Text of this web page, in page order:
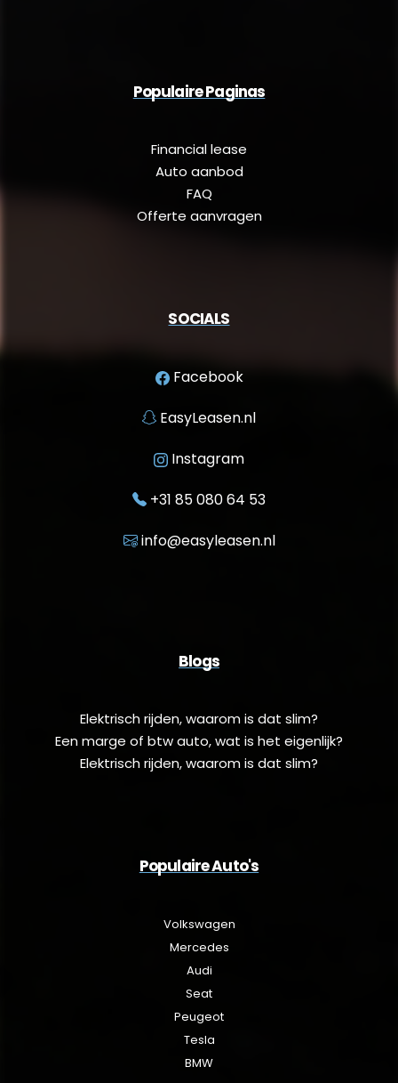
Populaire Paginas
Financial lease
Auto aanbod
FAQ
Offerte aanvragen
SOCIALS
Facebook
EasyLeasen.nl
Instagram
+31 85 080 64 53
info@easyleasen.nl
Blogs
Elektrisch rijden, waarom is dat slim?
Een marge of btw auto, wat is het eigenlijk?
Elektrisch rijden, waarom is dat slim?
Populaire Auto's
Volkswagen
Mercedes
Audi
Seat
Peugeot
Tesla
BMW